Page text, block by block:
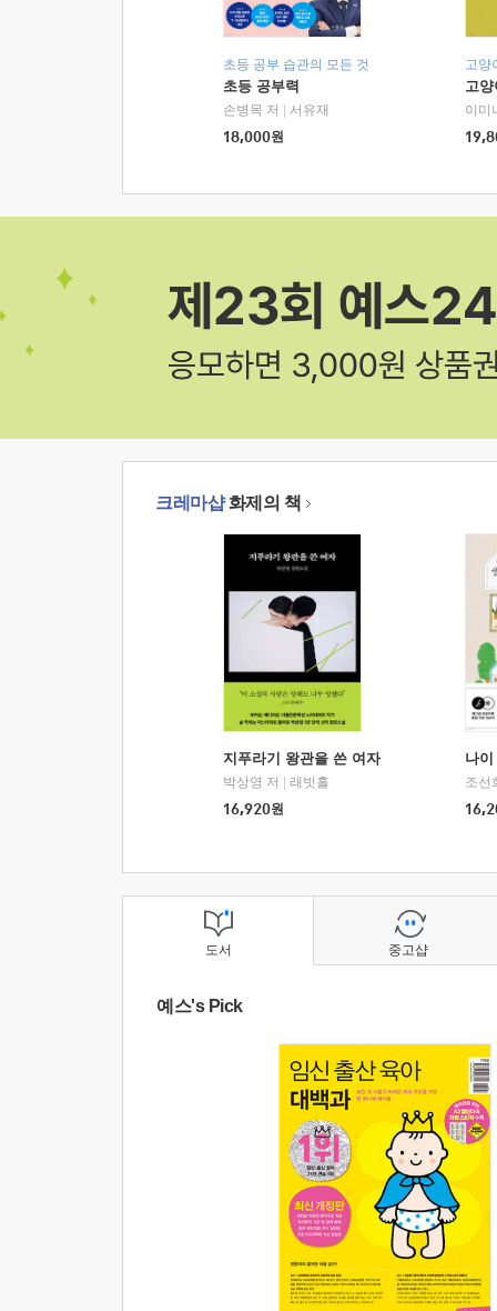
초등 공부 습관의 모든 것
초등 공부력
손병목 저
서유재
18,000원
고양
고
이미
크레마샵화제의 책
지푸라기 왕관을 쓴 여자
박상영 저
래빗홀
16,920원
나
조선
도서
예스's Pick
중고샵